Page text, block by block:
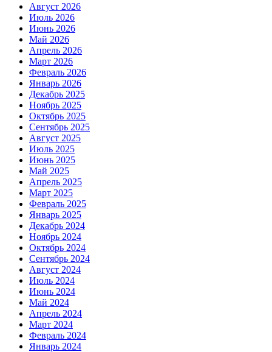
Август 2026
Июль 2026
Июнь 2026
Май 2026
Апрель 2026
Март 2026
Февраль 2026
Январь 2026
Декабрь 2025
Ноябрь 2025
Октябрь 2025
Сентябрь 2025
Август 2025
Июль 2025
Июнь 2025
Май 2025
Апрель 2025
Март 2025
Февраль 2025
Январь 2025
Декабрь 2024
Ноябрь 2024
Октябрь 2024
Сентябрь 2024
Август 2024
Июль 2024
Июнь 2024
Май 2024
Апрель 2024
Март 2024
Февраль 2024
Январь 2024